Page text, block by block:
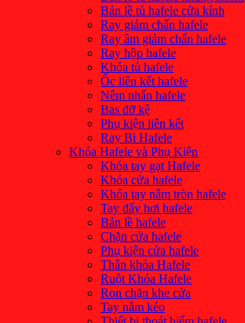
Bản lề tủ hafele cửa kính
Ray giảm chấn hafele
Ray âm giảm chấn hafele
Ray hộp hafele
Khóa tủ hafele
Ốc liên kết hafele
Nêm nhấn hafele
Bas đỡ kệ
Phụ kiện liên kết
Ray Bi Hafele
Khóa Hafele và Phụ Kiện
Khóa tay gạt Hafele
Khóa cửa hafele
Khóa tay nắm tròn hafele
Tay đẩy hơi hafele
Bản lề hafele
Chặn cửa hafele
Phụ kiện cửa hafele
Thân khóa Hafele
Ruột Khóa Hafele
Ron chặn khe cửa
Tay nắm kéo